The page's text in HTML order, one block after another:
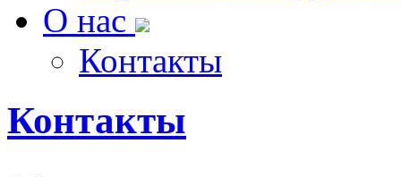
О нас
Контакты
Контакты